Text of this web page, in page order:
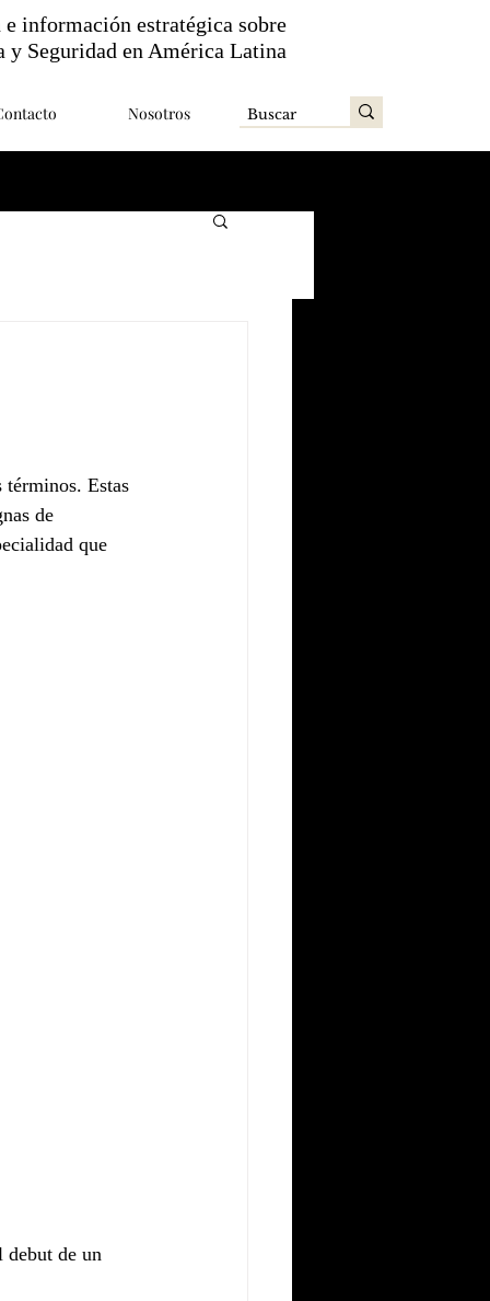
Nosotros
información estratégica sobre
y Seguridad en América Latina
términos. Estas
de
que
debut de un